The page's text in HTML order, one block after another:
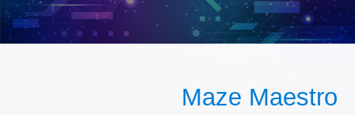
Maze Maestro